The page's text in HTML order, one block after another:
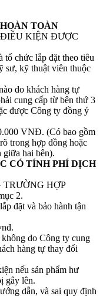
TOÀN
''ĐIỀU KIỆN ĐƯỢC
tổ chức lắp đặt theo tiêu
sư, kỹ thuật viên thuộc
do khách hàng tự
cung cấp từ bên thứ 3
được Công ty đồng ý
VNĐ. (Có bao gồm
trong hợp đồng hoặc
giữa hai bên).
CÓ TÍNH PHÍ DỊCH
TRƯỜNG HỢP
2.
đặt và bảo hành tận
do Công ty cung
hàng tự thay đổi
nếu sản phẩm hư
gây lên.
dẫn, và sai quy định